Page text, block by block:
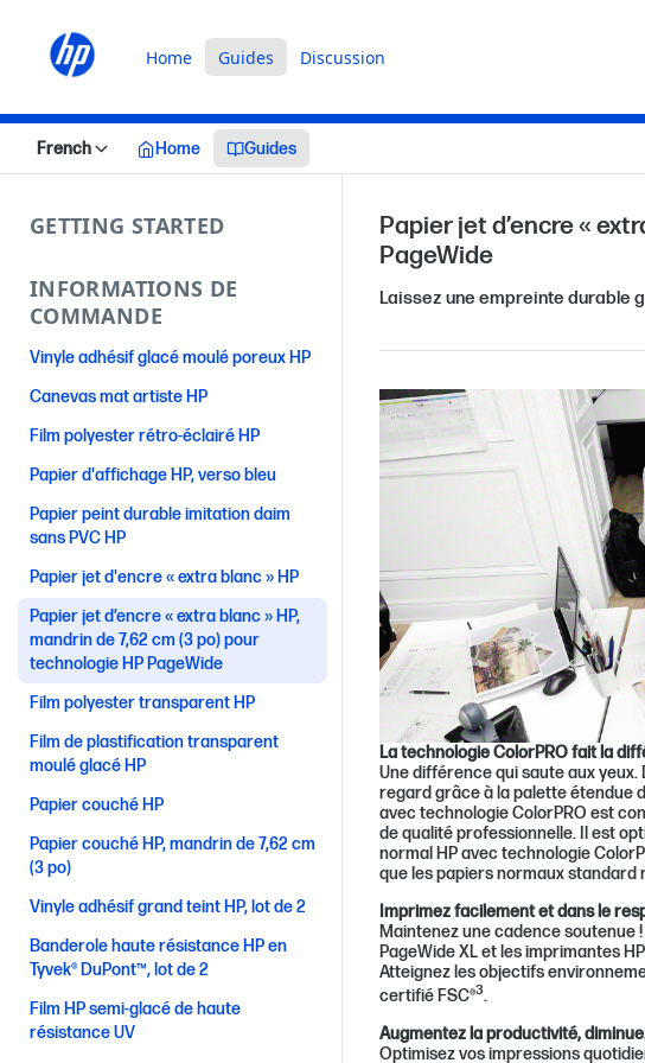
Home Guides Discussion
French Home Guides
GETTING STARTED
INFORMATIONS DE
COMMANDE
Vinyle adhésif glacé moulé poreux HP
Canevas mat artiste HP
Film polyester rétro-éclairé HP
Papier d'affichage HP, verso bleu
Papier peint durable imitation daim
sans PVC HP
Papier jet d'encre « extra blanc » HP
Papier jet d’encre « extra blanc » HP,
mandrin de 7,62 cm (3 po) pour
technologie HP PageWide
Film polyester transparent HP
Film de plastification transparent
moulé glacé HP
Papier couché HP
Papier couché HP, mandrin de 7,62 cm
(3 po)
Vinyle adhésif grand teint HP, lot de 2
Banderole haute résistance HP en
Tyvek® DuPont™, lot de 2
Film HP semi-glacé de haute
résistance UV
Papier jet d’encre «
PageWide
Laissez une empreinte durable
La technologie ColorPRO fait la
Une différence qui saute aux
regard grâce à la palette étendue
avec technologie ColorPRO est
de qualité professionnelle. Il est
normal HP avec technologie
que les papiers normaux standard
Imprimez facilement et dans le
Maintenez une cadence soutenue
PageWide XL et les imprimantes
Atteignez les objectifs
certifié FSC®3.
Augmentez la productivité,
Optimisez vos impressions